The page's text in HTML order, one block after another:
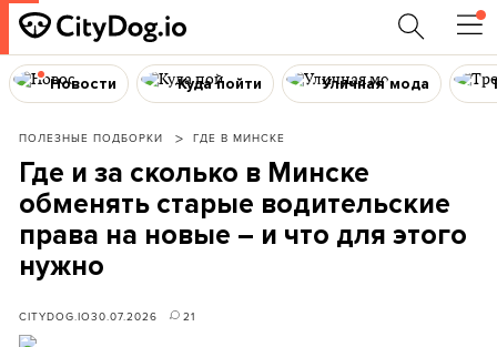
Новости Куда пойти Уличная мода
ПОЛЕЗНЫЕ ПОДБОРКИ ГДЕ В МИНСКЕ
Где и за сколько в Минске
обменять старые водительские
права на новые – и что для этого
нужно
CITYDOG.IO30.07.2026 21